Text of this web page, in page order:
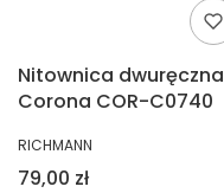
Nitownica dwuręczna
Corona COR-C0740
PRODUCENT
RICHMANN
Cena
79,00 zł